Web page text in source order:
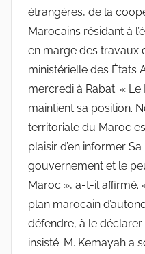
étrangères, de la
Marocains résidant à
en marge des travaux
ministérielle des États
mercredi à Rabat. «
maintient sa position.
territoriale du Maroc
plaisir d’en informer
gouvernement et le
Maroc », a-t-il affirmé.
plan marocain
défendre, à le
insisté. M. Kemayah a